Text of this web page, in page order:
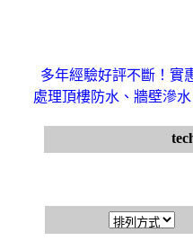
多年經驗好評不斷！實
處理頂樓防水、牆壁滲水